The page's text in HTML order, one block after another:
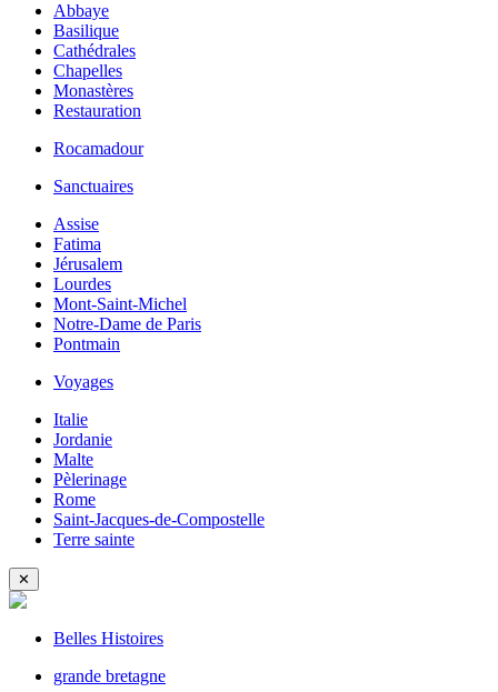
Abbaye
Basilique
Cathédrales
Chapelles
Monastères
Restauration
Rocamadour
Sanctuaires
Assise
Fatima
Jérusalem
Lourdes
Mont-Saint-Michel
Notre-Dame de Paris
Pontmain
Voyages
Italie
Jordanie
Malte
Pèlerinage
Rome
Saint-Jacques-de-Compostelle
Terre sainte
✕
Belles Histoires
grande bretagne